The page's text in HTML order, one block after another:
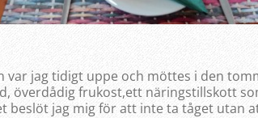
var jag tidigt uppe och möttes i den
överdådig frukost,ett näringstillskott
beslöt jag mig för att inte ta tåget utan